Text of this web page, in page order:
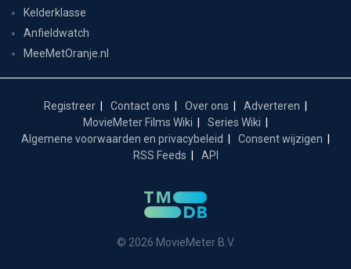
Kelderklasse
Anfieldwatch
MeeMetOranje.nl
Registreer Contact ons Over ons
Adverteren
MovieMeter Films Wiki
Series Wiki
Algemene voorwaarden en privacybeleid
Consent wijzigen
RSS Feeds
API
© 2026 MovieMeter B.V.